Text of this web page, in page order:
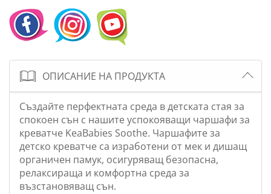
ОПИСАНИЕ НА ПРОДУКТА
Създайте перфектната среда в детската стая за
спокоен сън с нашите успокояващи чаршафи за
креватче KeaBabies Soothe. Чаршафите за
детско креватче са изработени от мек и дишащ
органичен памук, осигуряващ безопасна,
релаксираща и комфортна среда за
възстановяващ сън.